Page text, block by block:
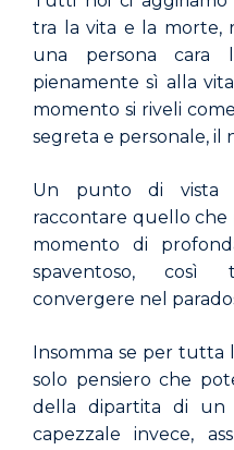
tra la vita e la morte,
una persona cara
pienamente sì alla
momento si riveli
segreta e personale, il
Un punto di vista
raccontare quello
momento di
spaventoso, così
convergere nel
Insomma se per tutta
solo pensiero che
della dipartita di un
capezzale invece,